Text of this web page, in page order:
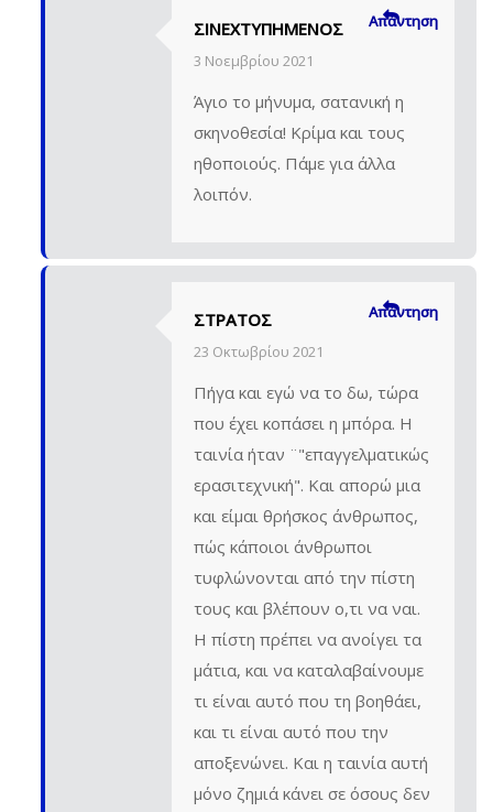
ΣΙΝΕΧΤΥΠΗΜΕΝΟΣ
3 Νοεμβρίου 2021
Άγιο το μήνυμα, σατανική η
σκηνοθεσία! Κρίμα και τους
ηθοποιούς. Πάμε για άλλα
λοιπόν.
Απάντηση
ΣΤΡΆΤΟΣ
23 Οκτωβρίου 2021
Πήγα και εγώ να το δω, τώρα
που έχει κοπάσει η μπόρα. Η
ταινία ήταν ¨"επαγγελματικώς
ερασιτεχνική". Και απορώ μια
και είμαι θρήσκος άνθρωπος,
πώς κάποιοι άνθρωποι
τυφλώνονται από την πίστη
τους και βλέπουν ο,τι να ναι.
Η πίστη πρέπει να ανοίγει τα
μάτια, και να καταλαβαίνουμε
τι είναι αυτό που τη βοηθάει,
και τι είναι αυτό που την
αποξενώνει. Και η ταινία αυτή
μόνο ζημιά κάνει σε όσους δεν
Απάντηση